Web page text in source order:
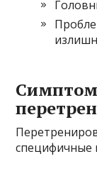
специфичные